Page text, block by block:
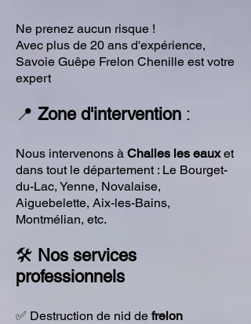
Ne prenez aucun risque !
Avec plus de 20 ans d'expérience,
Savoie Guêpe Frelon Chenille est votre
expert
📍 Zone d'intervention :
Nous intervenons à Challes les eauxet
dans tout le département : Le Bourget-
du-Lac, Yenne, Novalaise,
Aiguebelette, Aix-les-Bains,
Montmélian, etc.
🛠️ Nos services
professionnels
✅ Destruction de nid de frelon